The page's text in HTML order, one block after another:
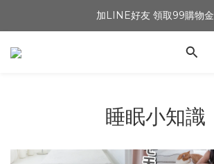
加LINE好友 領取99購物金
睡眠小知識